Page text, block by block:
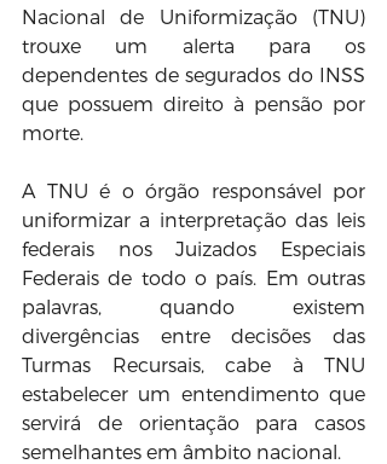
Nacional de Uniformização (TNU)
trouxe um alerta para os
dependentes de segurados do INSS
que possuem direito à pensão por
morte.
A TNU é o órgão responsável por
uniformizar a interpretação das leis
federais nos Juizados Especiais
Federais de todo o país. Em outras
palavras, quando existem
divergências entre decisões das
Turmas Recursais, cabe à TNU
estabelecer um entendimento que
servirá de orientação para casos
semelhantes em âmbito nacional.